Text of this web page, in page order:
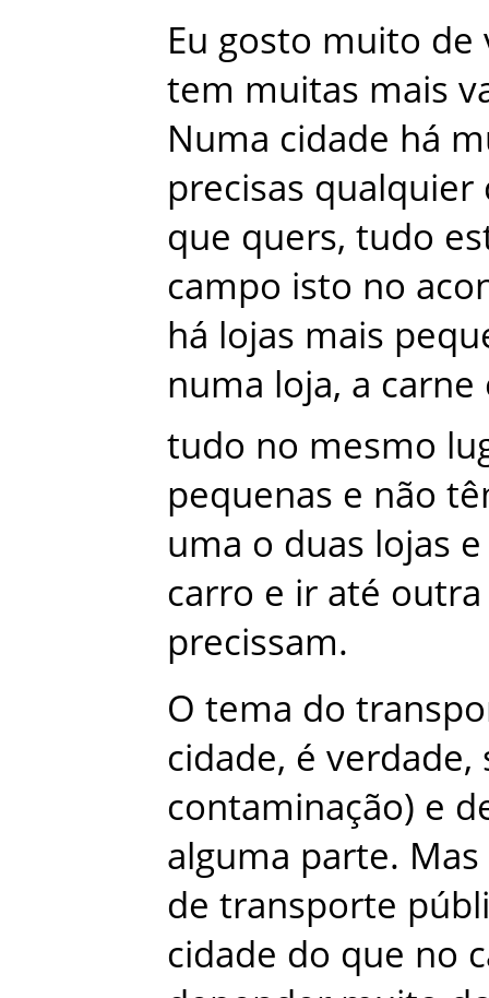
Eu gosto muito de
tem muitas mais
Numa cidade há
precisas qualquier
que quers, tudo
campo isto no
há lojas mais
numa loja, a carne
tudo no mesmo
pequenas e não
uma o duas lojas e
carro e ir até outra
precissam.
O tema do
cidade, é verdade,
contaminação) e
alguma parte. Mas
de transporte
cidade do que no